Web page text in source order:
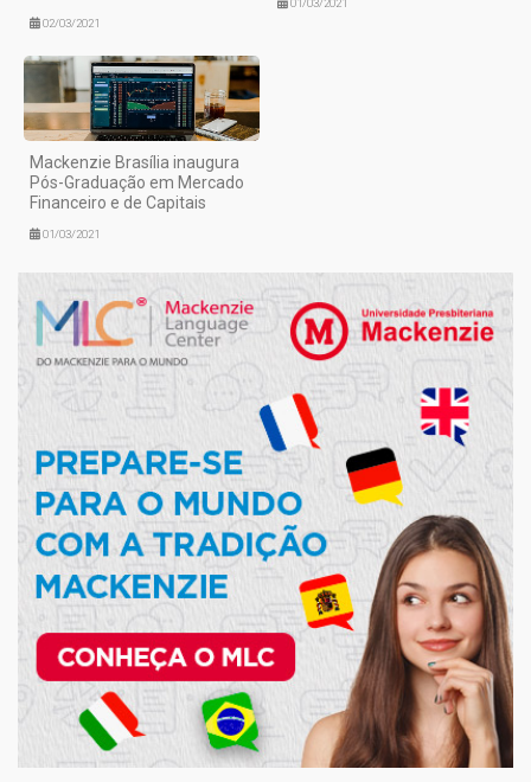
02/03/2021
01/03/2021
Mackenzie Brasília inaugura
Pós-Graduação em Mercado
Financeiro e de Capitais
01/03/2021